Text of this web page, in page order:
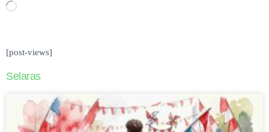
[post-views]
Selaras